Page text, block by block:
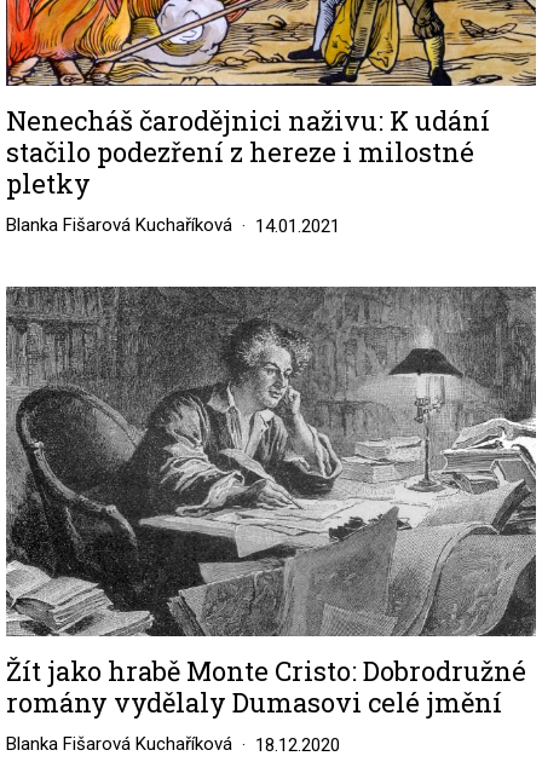
Nenecháš čarodějnici naživu: K udání
stačilo podezření z hereze i milostné
pletky
Blanka Fišarová Kuchaříková 14.01.2021
Image
Žít jako hrabě Monte Cristo: Dobrodružné
romány vydělaly Dumasovi celé jmění
Blanka Fišarová Kuchaříková 18.12.2020